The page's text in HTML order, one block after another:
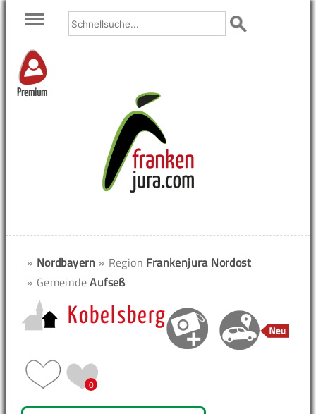
Premium
» Nordbayern » Region Frankenjura Nordost
» GemeindeAufseß
Kobelsberg
0